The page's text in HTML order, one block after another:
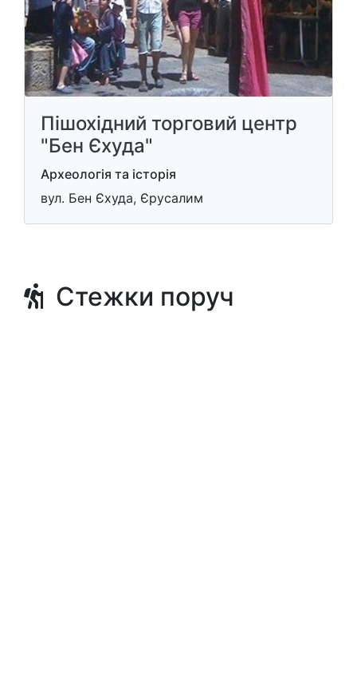
Пішохідний торговий центр
"Бен Єхуда"
Археологія та історія
вул. Бен Єхуда, Єрусалим
Стежки поруч